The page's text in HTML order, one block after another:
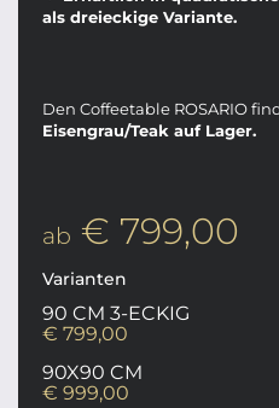
als dreieckige Variante.
Den Coffeetable ROSARIO
Eisengrau/Teak auf Lager.
ab € 799,00
Varianten
90 CM 3-ECKIG
€ 799,00
90X90 CM
€ 999,00